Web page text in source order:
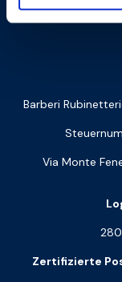
Barberi
Via Monte
Zertifizierte